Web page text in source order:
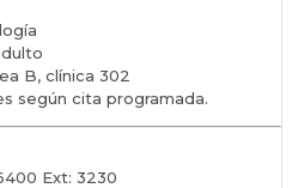
B, clínica 302
según cita programada.
Ext: 3230